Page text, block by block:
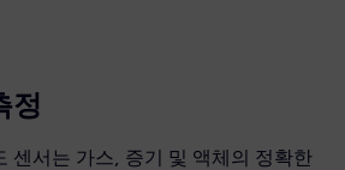
정
센서는 가스, 증기 및 액체의 정확한